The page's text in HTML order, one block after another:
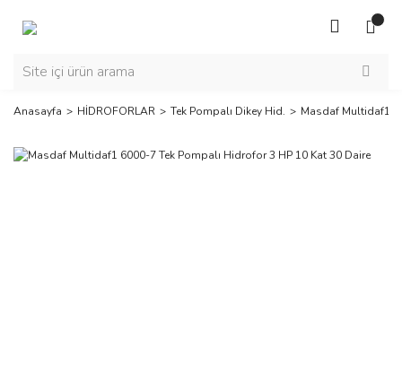
Anasayfa HİDROFORLAR Tek Pompalı Dikey Hid. Masdaf Multidaf1